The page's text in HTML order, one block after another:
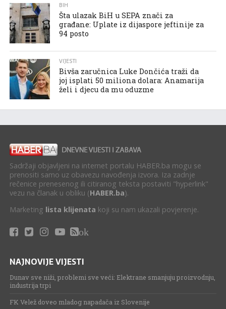
BIH
Šta ulazak BiH u SEPA znači za
građane: Uplate iz dijaspore jeftinije za
94 posto
VIJESTI
Bivša zaručnica Luke Dončića traži da
joj isplati 50 miliona dolara: Anamarija
želi i djecu da mu oduzme
Sadržaji objavljeni na internet portalu HABER.ba mogu se
prenositi samo uz obavezu navođenja izvora. Iza zadnje
rečenice prenesenog ili citiranog teksta postaviti "hyperlink"
vezu na članak u obliku (HABER.ba).
Marketing lista klijenata koji su nam ukazali povjerenje.
ok
NAJNOVIJE VIJESTI
Dunav sve niži, problemi sve veći: Elektrane smanjuju proizvodnju,
industrija trpi
FK Velež doveo mladog napadača iz Slovenije